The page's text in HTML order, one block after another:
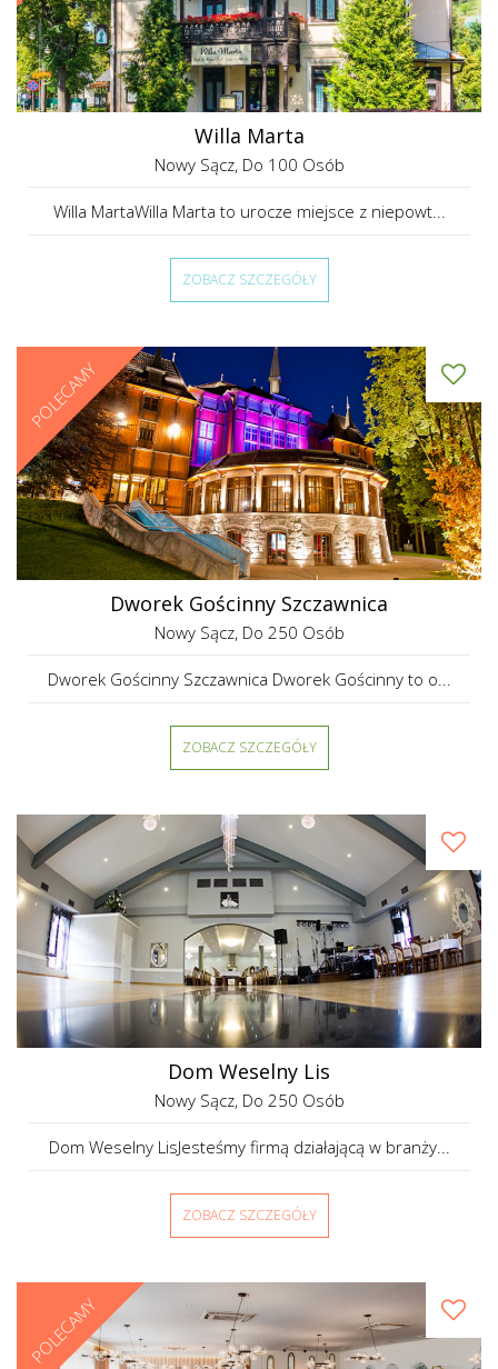
Willa Marta
Nowy Sącz, Do 100 Osób
Willa MartaWilla Marta to urocze miejsce z niepowt...
ZOBACZ SZCZEGÓŁY
POLECAMY
Dworek Gościnny Szczawnica
Nowy Sącz, Do 250 Osób
Dworek Gościnny Szczawnica Dworek Gościnny to o...
ZOBACZ SZCZEGÓŁY
Dom Weselny Lis
Nowy Sącz, Do 250 Osób
Dom Weselny LisJesteśmy firmą działającą w branży...
ZOBACZ SZCZEGÓŁY
POLECAMY